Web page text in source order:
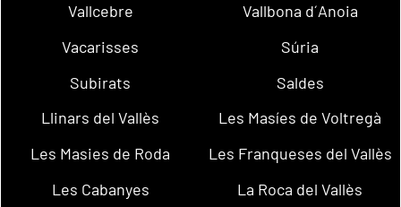
Vallcebre
Vallbona d´Anoia
Vacarisses
Súria
Subirats
Saldes
Llinars del Vallès
Les Masíes de Voltregà
Les Masies de Roda
Les Franqueses del Vallès
Les Cabanyes
La Roca del Vallès